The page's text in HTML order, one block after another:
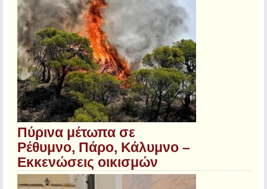
Πύρινα μέτωπα σε
Ρέθυμνο, Πάρο, Κάλυμνο –
Εκκενώσεις οικισμών